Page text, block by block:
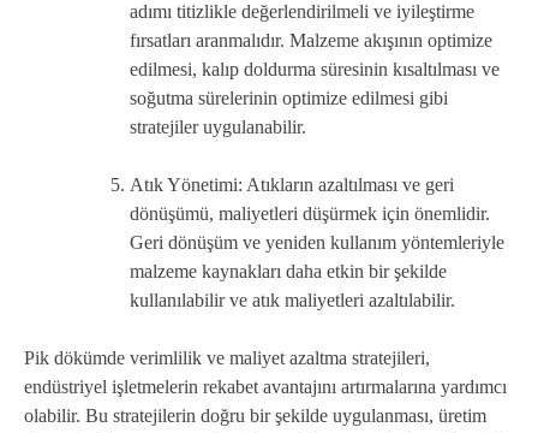
adımı titizlikle değerlendirilmeli ve iyileştirme
fırsatları aranmalıdır. Malzeme akışının optimize
edilmesi, kalıp doldurma süresinin kısaltılması ve
soğutma sürelerinin optimize edilmesi gibi
stratejiler uygulanabilir.
Atık Yönetimi: Atıkların azaltılması ve geri
dönüşümü, maliyetleri düşürmek için önemlidir.
Geri dönüşüm ve yeniden kullanım yöntemleriyle
malzeme kaynakları daha etkin bir şekilde
kullanılabilir ve atık maliyetleri azaltılabilir.
Pik dökümde verimlilik ve maliyet azaltma stratejileri,
endüstriyel işletmelerin rekabet avantajını artırmalarına yardımcı
olabilir. Bu stratejilerin doğru bir şekilde uygulanması, üretim